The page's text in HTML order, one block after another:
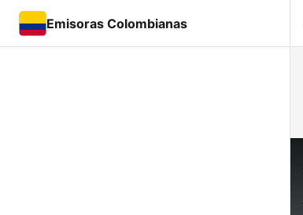
Emisoras Colombianas